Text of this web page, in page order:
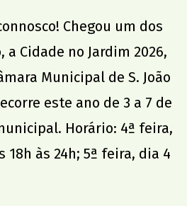
Chegou um dos
Cidade no Jardim 2026,
Municipal de S. João
este ano de 3 a 7 de
Horário: 4ª feira,
18h às 24h; 5ª feira, dia 4